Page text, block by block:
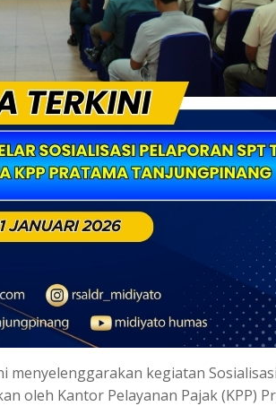
kegiatan
oleh Kantor Pelayanan Pajak (KPP)